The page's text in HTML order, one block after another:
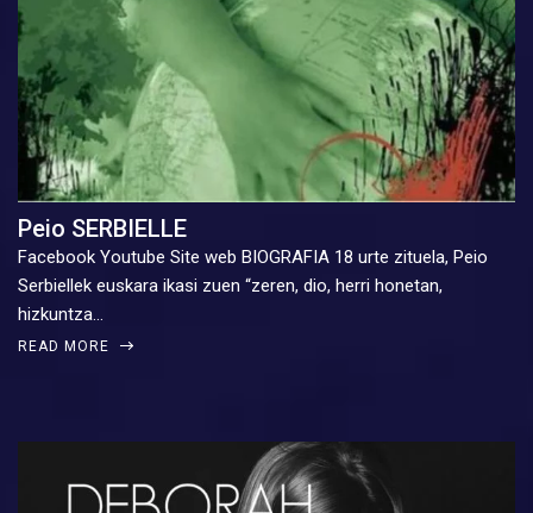
Peio SERBIELLE
Facebook Youtube Site web BIOGRAFIA 18 urte zituela, Peio
Serbiellek euskara ikasi zuen “zeren, dio, herri honetan,
hizkuntza…
READ MORE